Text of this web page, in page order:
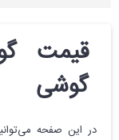
قیمت
گوشی
در این صفحه